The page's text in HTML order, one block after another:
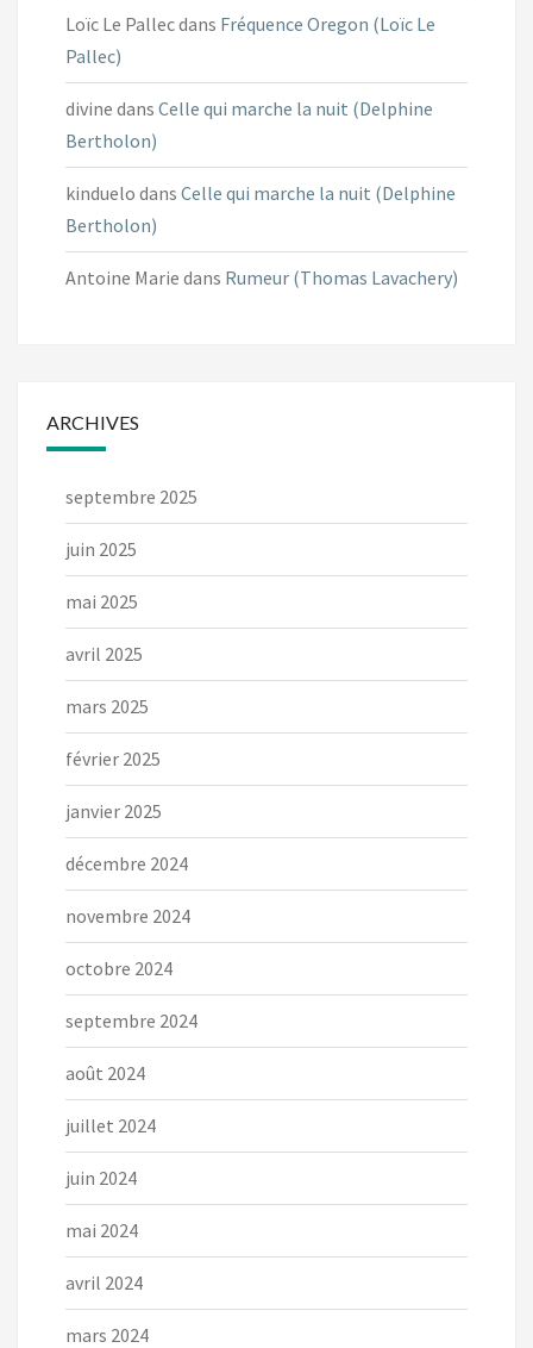
Loïc Le Pallecdans Fréquence Oregon (Loïc Le
Pallec)
divine dans Celle qui marche la nuit (Delphine
Bertholon)
kinduelo dans Celle qui marche la nuit (Delphine
Bertholon)
Antoine Marie dans Rumeur (Thomas Lavachery)
ARCHIVES
septembre 2025
juin 2025
mai 2025
avril 2025
mars 2025
février 2025
janvier 2025
décembre 2024
novembre 2024
octobre 2024
septembre 2024
août 2024
juillet 2024
juin 2024
mai 2024
avril 2024
mars 2024